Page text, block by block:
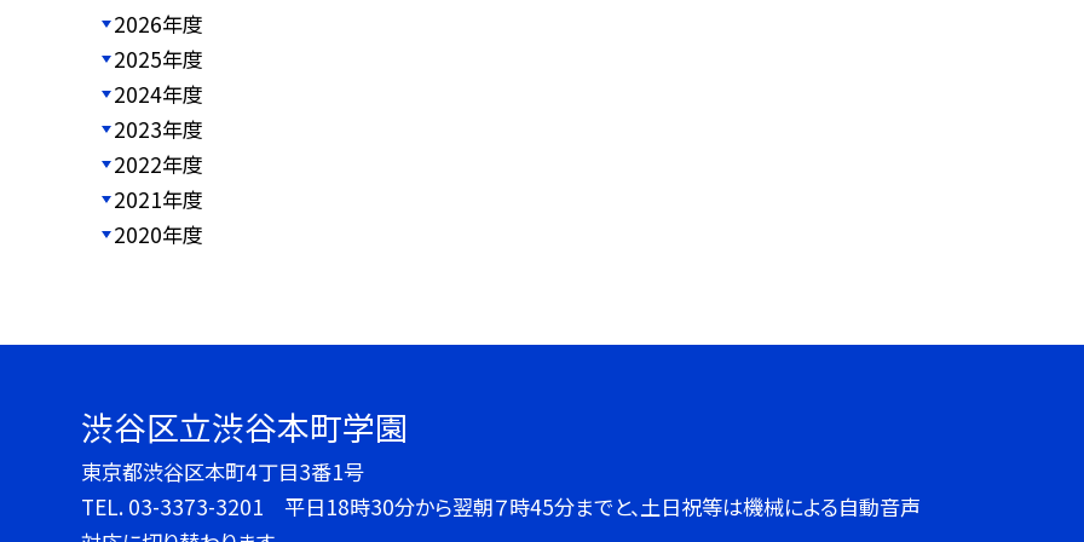
2026年度
2025年度
2024年度
2023年度
2022年度
2021年度
2020年度
渋谷区立渋谷本町学園
東京都渋谷区本町4丁目3番1号
TEL. 03-3373-3201 平日18時30分から翌朝７時45分までと、土日祝等は機械による自動音声